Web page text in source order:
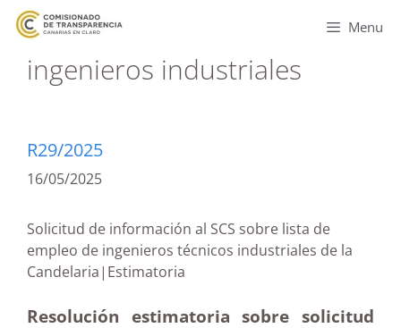
Menu
ingenieros industriales
R29/2025
16/05/2025
Solicitud de información al SCS sobre lista de
empleo de ingenieros técnicos industriales de la
Candelaria|Estimatoria
Resolución estimatoria sobre solicitud